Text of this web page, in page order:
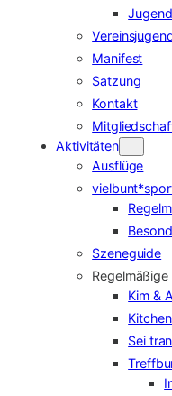
Manifest
Satzung
Kontakt
Aktivitäten
Ausflüge
Szeneguide
Kim &
Sei